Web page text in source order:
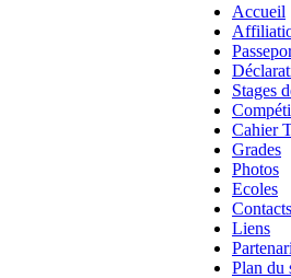
Accueil
Stages
Cahier
Grades
Photos
Ecoles
Contacts
Liens
Plan du